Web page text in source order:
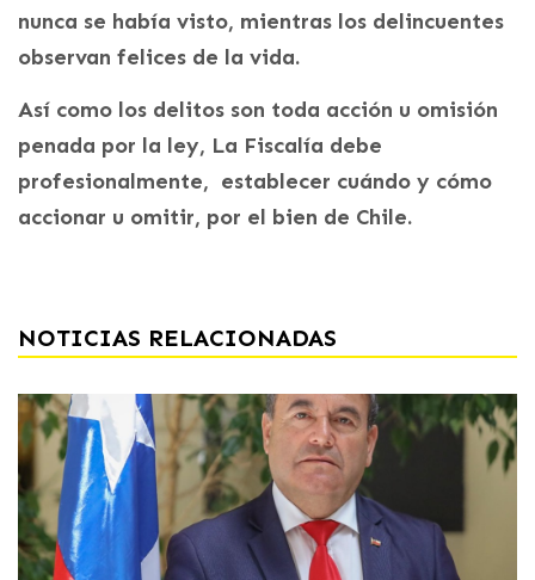
nunca se había visto, mientras los delincuentes
observan felices de la vida.
Así como los delitos son toda acción u omisión
penada por la ley, La Fiscalía debe
profesionalmente, establecer cuándo y cómo
accionar u omitir, por el bien de Chile.
NOTICIAS RELACIONADAS